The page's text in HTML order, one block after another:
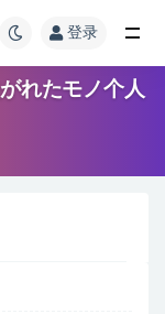
登录
れたモノ个人